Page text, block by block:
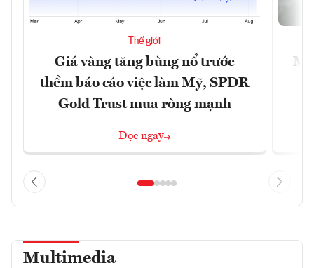
Thế giới
Giá vàng tăng bùng nổ trước
thềm báo cáo việc làm Mỹ, SPDR
Gold Trust mua ròng mạnh
Đọc ngay
Multimedia